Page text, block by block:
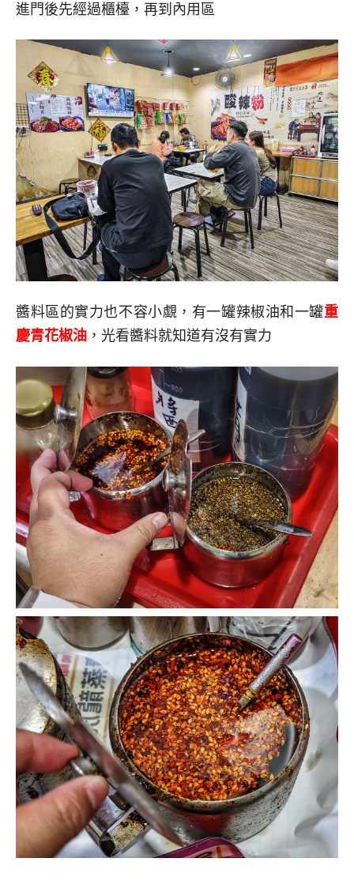
進門後先經過櫃檯，再到內用區
醬料區的實力也不容小覷，有一罐辣椒油和一罐重
慶青花椒油 ，光看醬料就知道有沒有實力